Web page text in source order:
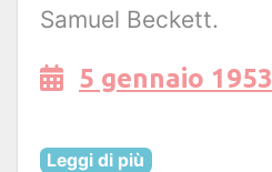
Samuel Beckett.
5 gennaio 1953
Leggi di più